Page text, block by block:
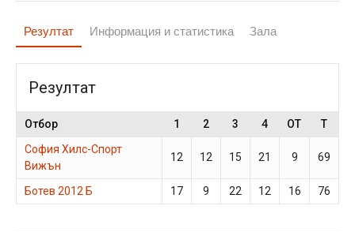
Резултат Информация и статистика Зала
Резултат
Отбор 1 2 3 4 OT
T
София Хилс-Спорт
Вижън
12 12 15 21 9 69
Ботев 2012 Б 17 9 22 12 16 76